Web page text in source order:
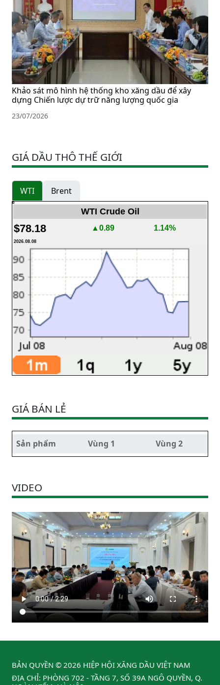
Khảo sát mô hình hệ thống kho xăng dầu để xây
dựng Chiến lược dự trữ năng lượng quốc gia
23/07/2026
GIÁ DẦU THÔ THẾ GIỚI
WTI Brent
WTI Crude Oil
$78.18 ▲0.89 1.14%
2026.08.08
GIÁ BÁN LẺ
Sản phẩm Vùng 1 Vùng 2
VIDEO
BẢN QUYỀN © 2026 HIỆP HỘI XĂNG DẦU VIỆT NAM
ĐỊA CHỈ: PHÒNG 702 - TẦNG 7, SỐ 39A NGÔ QUYỀN, Q.